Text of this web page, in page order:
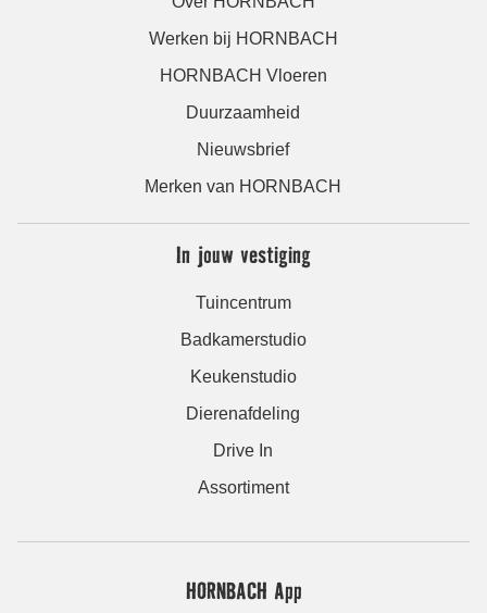
Werken bij HORNBACH
HORNBACH Vloeren
Duurzaamheid
Nieuwsbrief
Merken van HORNBACH
In jouw vestiging
Tuincentrum
Badkamerstudio
Keukenstudio
Dierenafdeling
Drive In
Assortiment
HORNBACH App